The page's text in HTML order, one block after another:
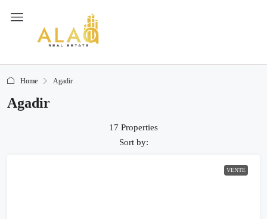
Home Agadir
Agadir
17 Properties
Sort by:
VENTE